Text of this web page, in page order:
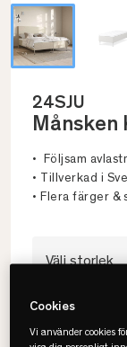
24SJU
Månsken
• Följsam
• Tillverkad i
• Flera färger &
Välj storlek
Cookies
Vi använder cookies